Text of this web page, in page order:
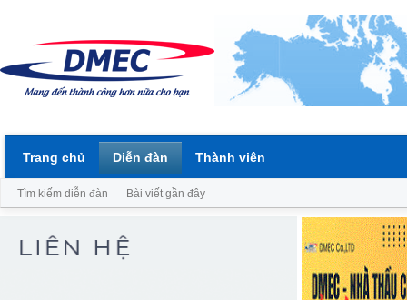
Trang chủ Diễn đàn
Tìm kiếm diễn đàn Bài viết gần đây
Thành viên